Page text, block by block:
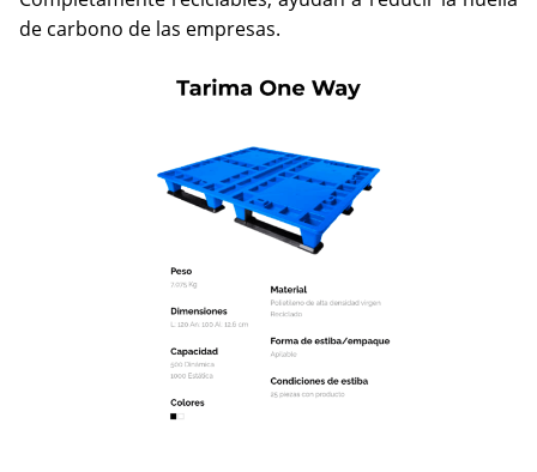
de carbono de las empresas.